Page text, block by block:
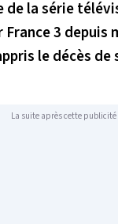
de la série
France 3 depuis
le décès de
La suite après cette publicité